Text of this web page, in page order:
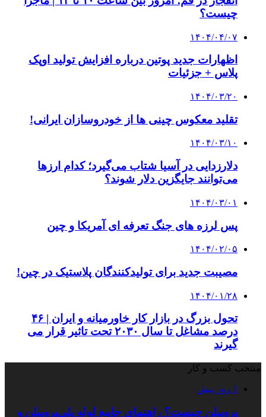
چیست؟
۱۴۰۴/۰۴/۰۷
اظهارات جدید پوتین درباره افزایش تولید اوپک
پلاس + جزئیات
۱۴۰۴/۰۳/۲۰
تقلید معکوس چینی ها از خودروسازان ایرانی!
۱۴۰۴/۰۳/۱۰
دلارزدایی در آسیا شتاب می‌گیرد؛ کدام ارزها
می‌توانند جایگزین دلار شوند؟
۱۴۰۴/۰۳/۰۱
پس لرزه های جنگ تعرفه ای آمریکا و چین
۱۴۰۴/۰۲/۰۵
مصیبت جدید برای تولیدکنندگان پلاستیک در چین!
۱۴۰۴/۰۱/۲۸
تحول بزرگ در بازار کار خاورمیانه و ایران | ۴۶
درصد مشاغل تا سال ۲۰۳۰ تحت تاثیر قرار می
گیرند
منتخب کسب و کار
1 روز پیش
پروپیلن چیست؟ راهنمای جامع لوله پلی‌پروپیلن و